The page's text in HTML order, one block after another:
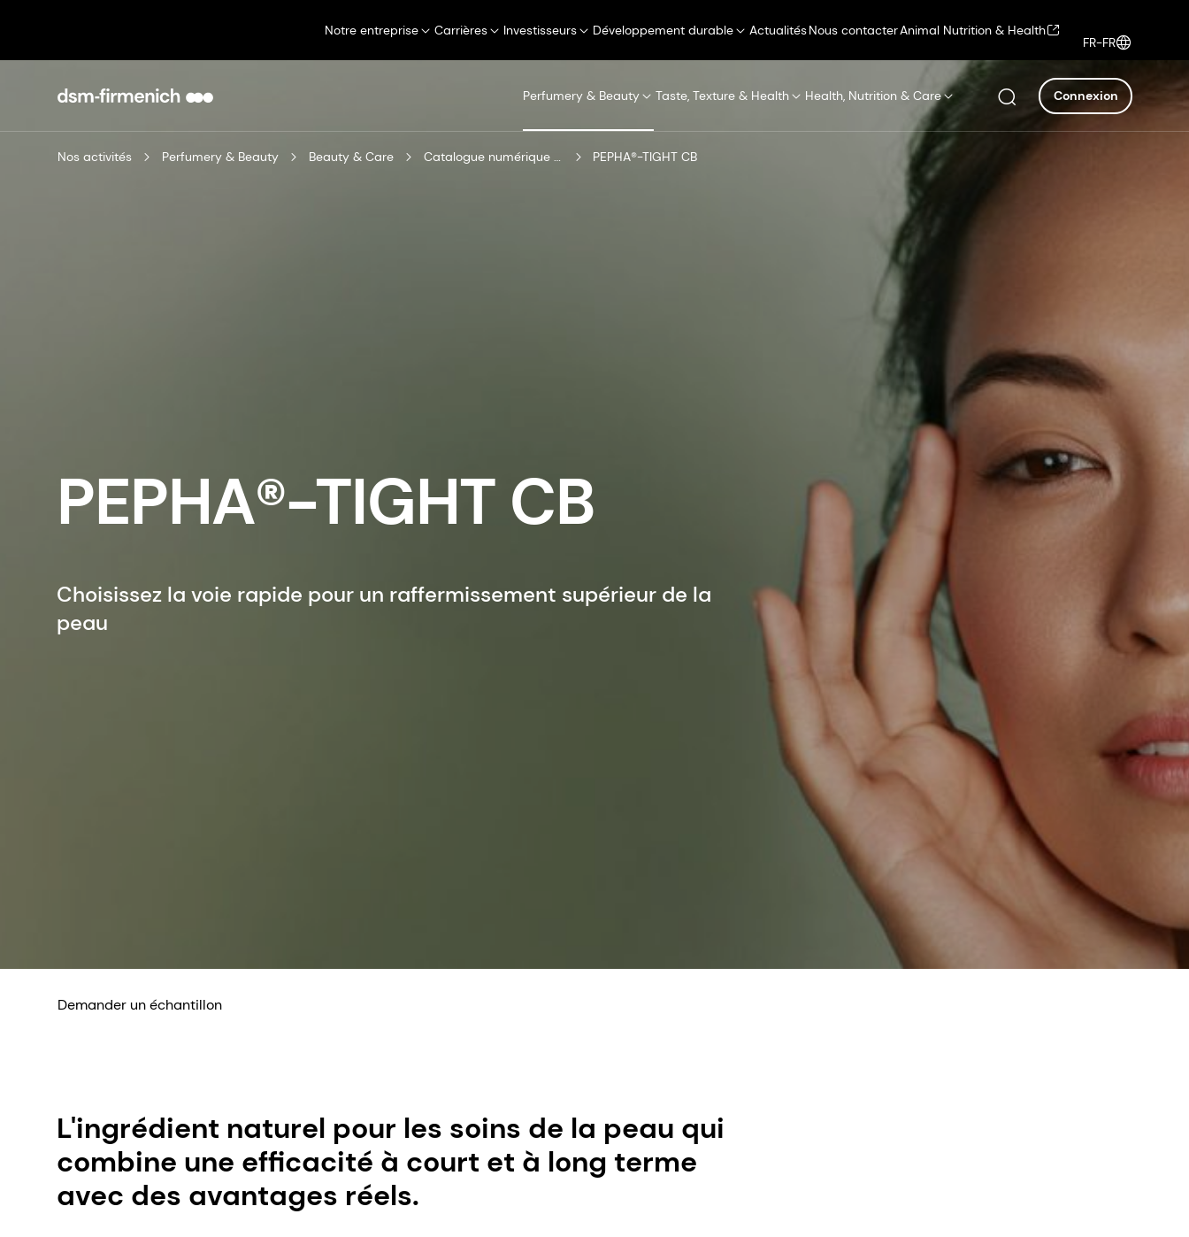
Notre entreprise Carrières Investisseurs Développement durable ActualitésNous contacterAnimal Nutrition & Health
FR-FR
Perfumery & Beauty Taste, Texture & Health Health, Nutrition & Care Connexion
Nos activités Perfumery & Beauty Beauty & Care Catalogue numérique de produits PEPHA®-TIGHT CB
PEPHA®-TIGHT CB
Choisissez la voie rapide pour un raffermissement supérieur de la
peau
Demander un échantillon
L'ingrédient naturel pour les soins de la peau qui
combine une efficacité à court et à long terme
avec des avantages réels.